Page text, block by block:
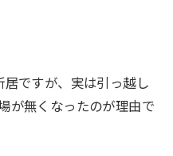
ですが、実は引っ越し
が無くなったのが理由で